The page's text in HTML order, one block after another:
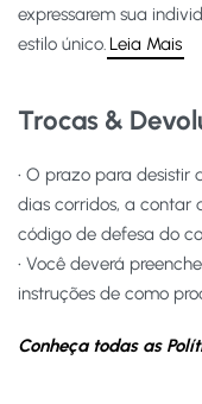
expressarem sua
estilo único.Leia Mais
Trocas &
• O prazo para
dias corridos, a contar
código de defesa do
• Você deverá
instruções de como
Conheça todas as